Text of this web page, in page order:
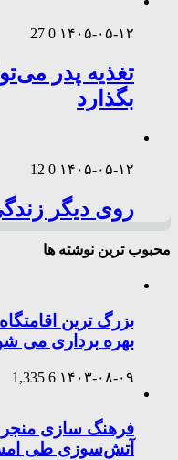
۱۴۰۵-۰۵-۱۲ 0
27
تغذیه پدر
بگذارد
۱۴۰۵-۰۵-۱۲ 0
12
روی دیگر
محبوب ترین نوشته ها
بزرگ ترین
بهره برداری می
۱۴۰۳-۰۸-۰۹ 6
1,335
آتش‌سوزی طی